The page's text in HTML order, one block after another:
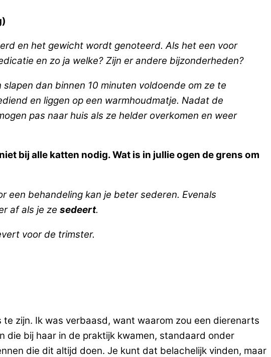
en het gewicht wordt genoteerd. Als het een voor
en zo ja welke? Zijn er andere bijzonderheden?
dan binnen 10 minuten voldoende om ze te
en liggen op een warmhoudmatje. Nadat de
pas naar huis als ze helder overkomen en weer
bij alle katten nodig. Wat is in jullie ogen de grens om
een behandeling kan je beter sederen. Evenals
af als je ze sedeert.
voor de trimster.
zijn. Ik was verbaasd, want waarom zou een dierenarts
die bij haar in de praktijk kwamen, standaard onder
die dit altijd doen. Je kunt dat belachelijk vinden, maar